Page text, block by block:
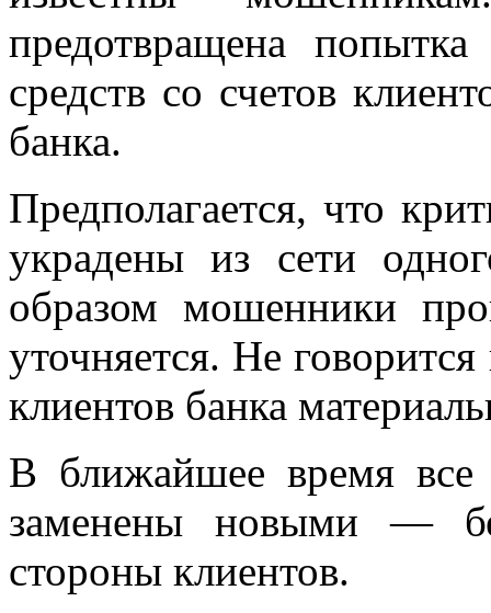
предотвращена
средств со счетов
банка.
Предполагается, что
украдены из сети
образом мошенники
уточняется. Не
клиентов банка
В ближайшее время все
заменены новыми —
стороны клиентов.